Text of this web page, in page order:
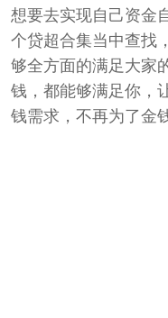
想要去实现自己资金
个贷超合集当中查找
够全方面的满足大家
钱，都能够满足你，
钱需求，不再为了金